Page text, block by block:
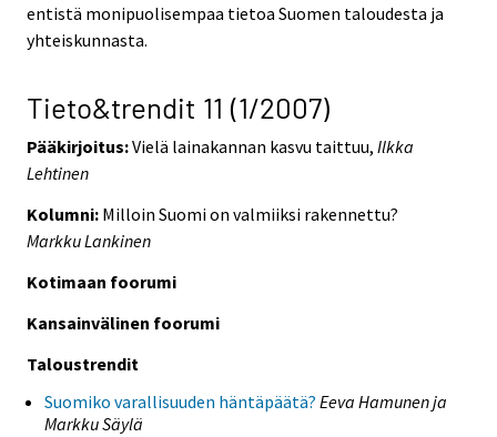
entistä monipuolisempaa tietoa Suomen taloudesta ja
yhteiskunnasta.
Tieto&trendit 11 (1/2007)
Pääkirjoitus:Vielä lainakannan kasvu taittuu, Ilkka
Lehtinen
Kolumni: Milloin Suomi on valmiiksi rakennettu?
Markku Lankinen
Kotimaan foorumi
Kansainvälinen foorumi
Taloustrendit
Suomiko varallisuuden häntäpäätä? Eeva Hamunen ja
Markku Säylä